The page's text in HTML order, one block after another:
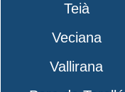
Teià
Veciana
Vallirana